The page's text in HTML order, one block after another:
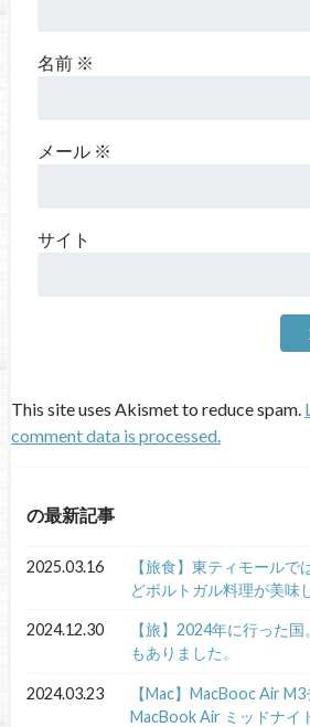
名前 ※
メール ※
サイト
This site uses Akismet to reduce spam.
comment data is processed.
の最新記事
2025.03.16
【旅食】東ティモール
どポルトガル料理が美味
2024.12.30
【旅】2024年に行った
もありました。
2024.03.23
【Mac】MacBooc Air
MacBook Air ミッドナイ